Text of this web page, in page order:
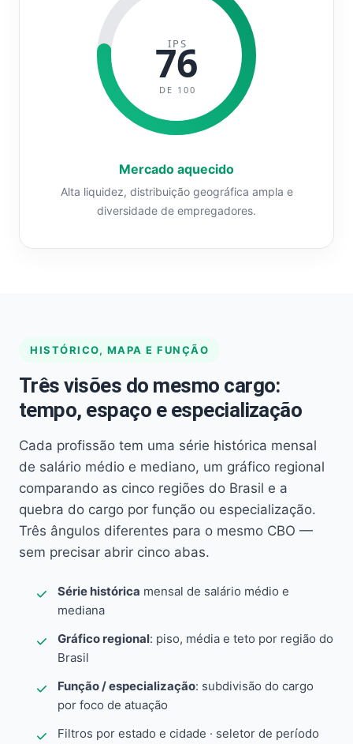
IPS
76
DE 100
Mercado aquecido
Alta liquidez, distribuição geográfica ampla e
diversidade de empregadores.
HISTÓRICO, MAPA E FUNÇÃO
Três visões do mesmo cargo:
tempo, espaço e especialização
Cada profissão tem uma série histórica mensal
de salário médio e mediano, um gráfico regional
comparando as cinco regiões do Brasil e a
quebra do cargo por função ou especialização.
Três ângulos diferentes para o mesmo CBO —
sem precisar abrir cinco abas.
Série histórica mensal de salário médio e
mediana
Gráfico regional: piso, média e teto por região do
Brasil
Função / especialização: subdivisão do cargo
por foco de atuação
Filtros por estado e cidade · seletor de período